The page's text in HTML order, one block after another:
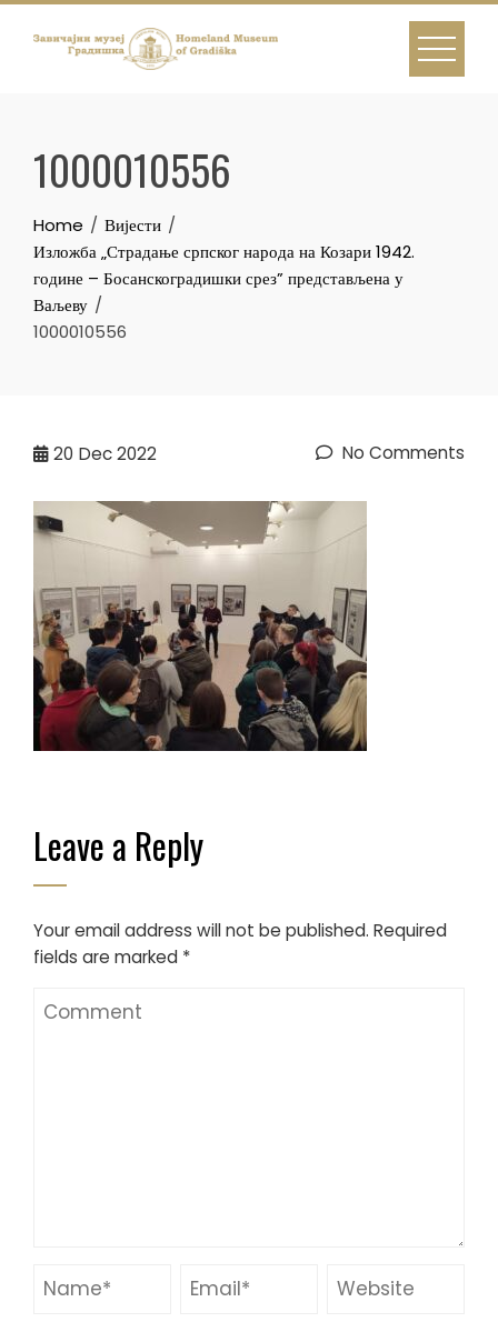
Skip
1000010556
Home
Вијести
Изложба „Страдање српског народа на Козари 1942.
године – Босанскоградишки срез” представљена у
Ваљеву
1000010556
20 Dec 2022 No Comments
Leave a Reply
Your email address will not be published. Required
fields are marked *